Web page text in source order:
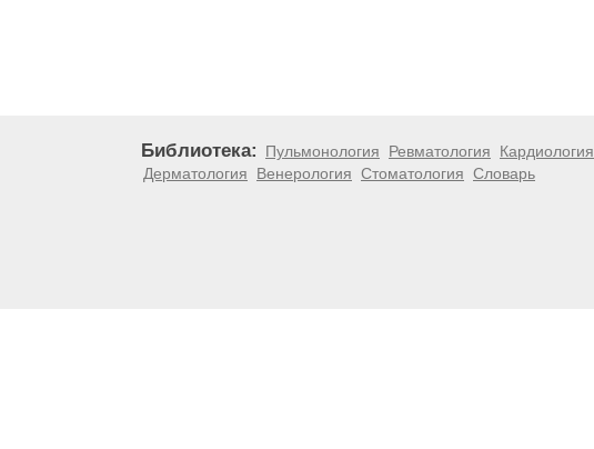
Библиотека: Пульмонология Ревматология Кардиология
Дерматология
Венерология Стоматология Словарь